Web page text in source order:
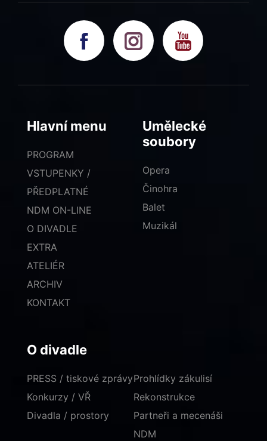
Hlavní menu
PROGRAM
VSTUPENKY /
PŘEDPLATNÉ
NDM ON-LINE
O DIVADLE
EXTRA
ATELIÉR
ARCHIV
KONTAKT
Umělecké
soubory
Opera
Činohra
Balet
Muzikál
O divadle
PRESS / tiskové zprávy
Konkurzy / VŘ
Divadla / prostory
Prohlídky zákulisí
Rekonstrukce
Partneři a mecenáši
NDM